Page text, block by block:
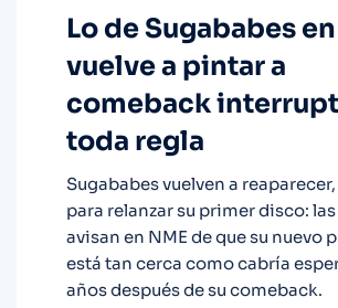
Lo de Sugababes
vuelve a pintar a
comeback
toda regla
Sugababes vuelven a
para relanzar su primer disco:
avisan en NME de que su nuevo
está tan cerca como cabría
años después de su comeback.